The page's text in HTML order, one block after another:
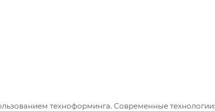
техноформинга. Современные